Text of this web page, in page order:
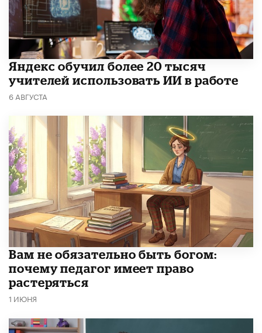
​Яндекс обучил более 20 тысяч
учителей использовать ИИ в работе
6 АВГУСТА
​Вам не обязательно быть богом:
почему педагог имеет право
растеряться
1 ИЮНЯ